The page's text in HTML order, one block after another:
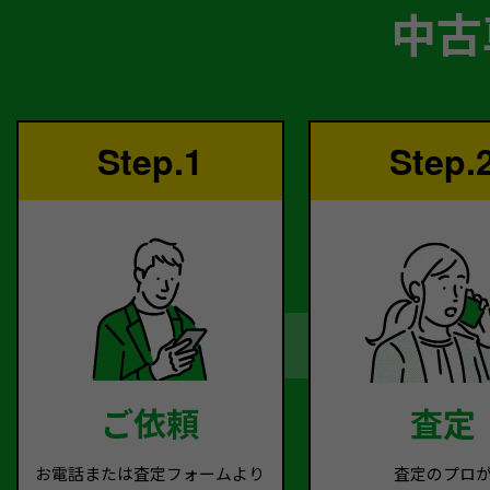
中
Step.1
ご依頼
お電話または査定フォームより
査定
査定のプロ